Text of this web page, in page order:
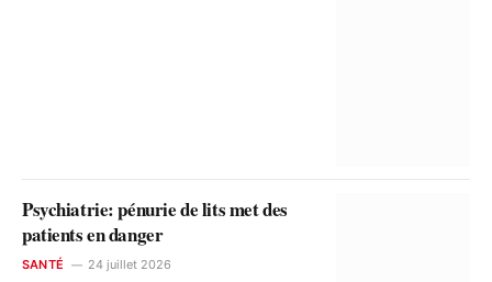
Psychiatrie: pénurie de lits met des
patients en danger
SANTÉ 24 juillet 2026